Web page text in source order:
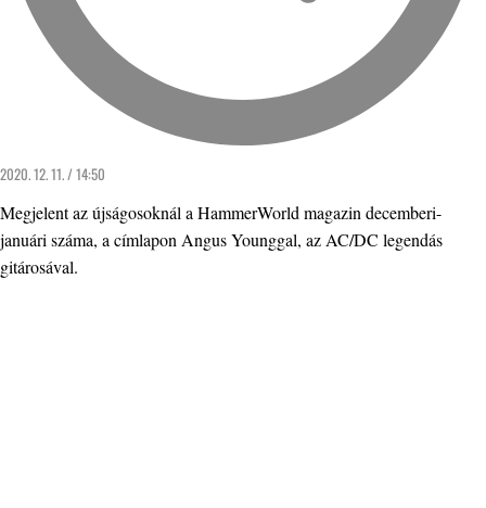
2020. 12. 11. / 14:50
Megjelent az újságosoknál a HammerWorld magazin decemberi-
januári száma, a címlapon Angus Younggal, az AC/DC legendás
gitárosával.